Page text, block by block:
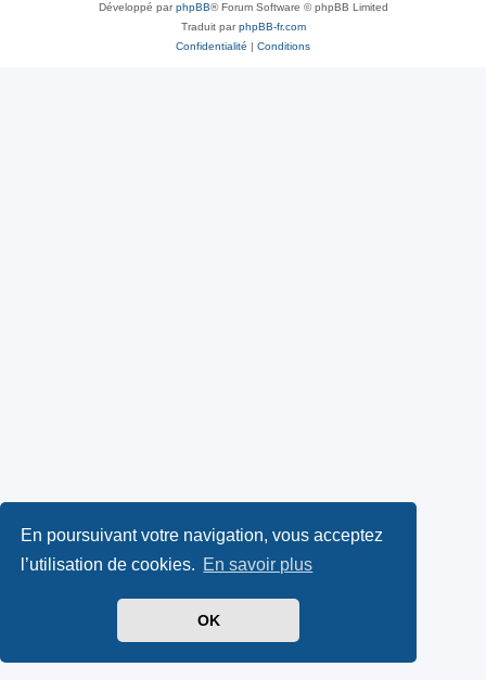
En poursuivant votre navigation, vous acceptez
l’utilisation de cookies. En savoir plus
OK
Développé parphpBB® Forum Software © phpBB Limited
Traduit parphpBB-fr.com
Confidentialité | Conditions